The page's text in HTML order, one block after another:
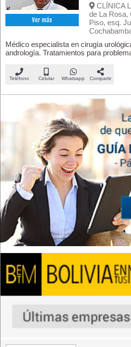
Ver más
CLÍNICA
de La Rosa,
Piso, esq.
Médico especialista en cirugía
andrología. Tratamientos para
Teléfono Celular Whatsapp Compartir